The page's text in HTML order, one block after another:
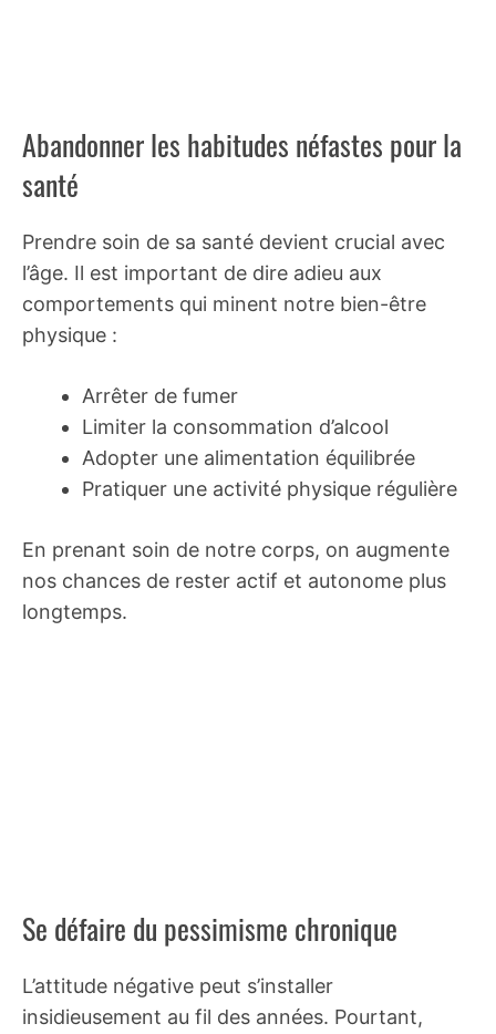
Abandonner les habitudes néfastes pour la
santé
Prendre soin de sa santé devient crucial avec
l’âge. Il est important de dire adieu aux
comportements qui minent notre bien-être
physique :
Arrêter de fumer
Limiter la consommation d’alcool
Adopter une alimentation équilibrée
Pratiquer une activité physique régulière
En prenant soin de notre corps, on augmente
nos chances de rester actif et autonome plus
longtemps.
Se défaire du pessimisme chronique
L’attitude négative peut s’installer
insidieusement au fil des années. Pourtant,